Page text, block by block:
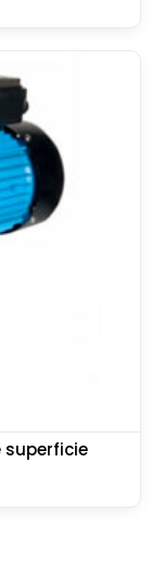
superficie